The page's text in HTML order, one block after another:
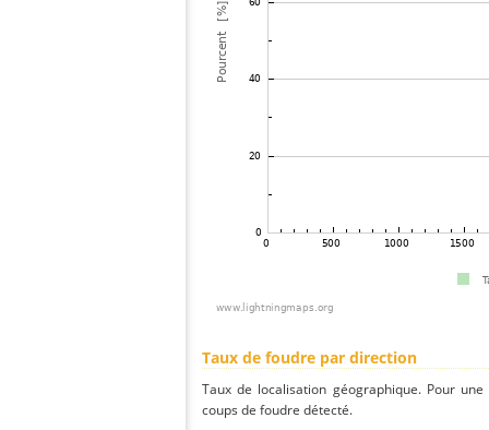
Taux de foudre par direction
Taux de localisation géographique. Pour
coups de foudre détecté.